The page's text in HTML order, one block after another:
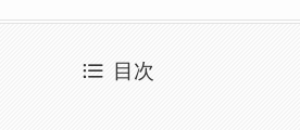
目次